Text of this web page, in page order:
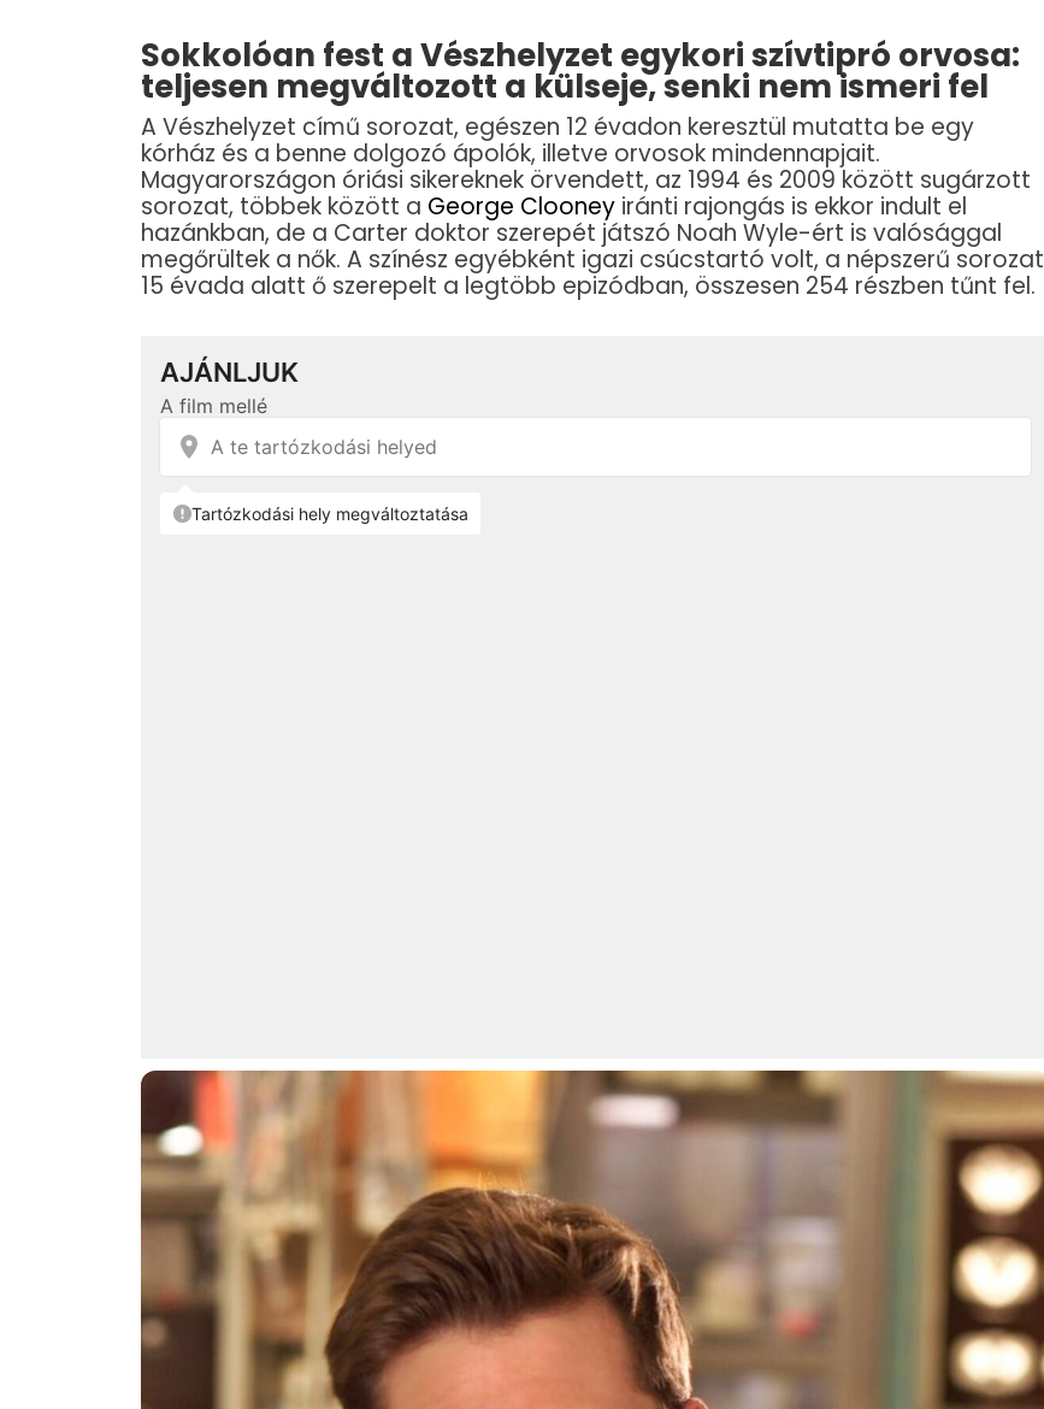
Sokkolóan fest a Vészhelyzet egykori szívtipró orvosa:
teljesen megváltozott a külseje, senki nem ismeri fel
A Vészhelyzet című sorozat, egészen 12 évadon keresztül mutatta be egy
kórház és a benne dolgozó ápolók, illetve orvosok mindennapjait.
Magyarországon óriási sikereknek örvendett, az 1994 és 2009 között sugárzott
sorozat, többek között a George Clooney iránti rajongás is ekkor indult el
hazánkban, de a Carter doktor szerepét játszó Noah Wyle-ért is valósággal
megőrültek a nők. A színész egyébként igazi csúcstartó volt, a népszerű sorozat
15 évada alatt ő szerepelt a legtöbb epizódban, összesen 254 részben tűnt fel.